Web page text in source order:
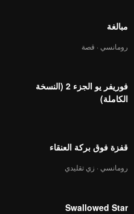
مبالغة
رومانسي · قصة
فوريفر يو الجزء 2 (النسخة
الكاملة)
قفزة فوق بركة العنقاء
رومانسي · زي تقليدي
Swallowed Star